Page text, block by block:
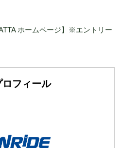
ホームページ】※エントリー
ロフィール